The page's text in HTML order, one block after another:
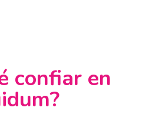
confiar en